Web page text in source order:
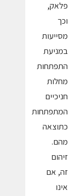
פלאק,
וכך
מסייעות
במניעת
התפתחות
מחלות
חניכיים
המתפתחות
כתוצאה
מהם.
זיהום
זה, אם
אינו